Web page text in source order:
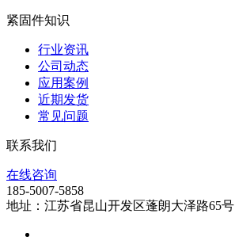
紧固件知识
行业资讯
公司动态
应用案例
近期发货
常见问题
联系我们
在线咨询
185-5007-5858
地址：江苏省昆山开发区蓬朗大泽路65号